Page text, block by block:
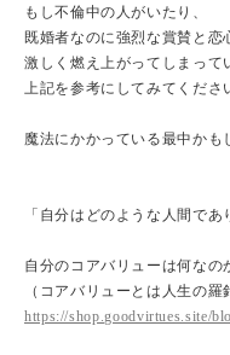
もし不倫中の人がいたり、
既婚者なのに強烈な賞賛と恋
激しく燃え上がってしまって
上記を参考にしてみてくださ
魔法にかかっている最中かも
「自分はどのような人間であ
自分のコアバリューは何なの
（コアバリューとは人生の羅
https://shop.goodvirtues.site/